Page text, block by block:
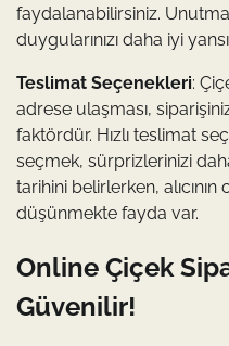
faydalanabilirsiniz.
duygularınızı daha iyi
Teslimat Seçenekleri:
adrese ulaşması,
faktördür. Hızlı teslimat
seçmek, sürprizlerinizi
tarihini belirlerken,
düşünmekte fayda var.
Online Çiçek
Güvenilir!